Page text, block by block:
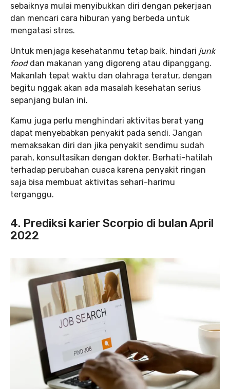
sebaiknya mulai menyibukkan diri dengan pekerjaan
dan mencari cara hiburan yang berbeda untuk
mengatasi stres.
Untuk menjaga kesehatanmu tetap baik, hindari junk
fooddan makanan yang digoreng atau dipanggang.
Makanlah tepat waktu dan olahraga teratur, dengan
begitu nggak akan ada masalah kesehatan serius
sepanjang bulan ini.
Kamu juga perlu menghindari aktivitas berat yang
dapat menyebabkan penyakit pada sendi. Jangan
memaksakan diri dan jika penyakit sendimu sudah
parah, konsultasikan dengan dokter. Berhati-hatilah
terhadap perubahan cuaca karena penyakit ringan
saja bisa membuat aktivitas sehari-harimu
terganggu.
4. Prediksi karier Scorpio di bulan April
2022